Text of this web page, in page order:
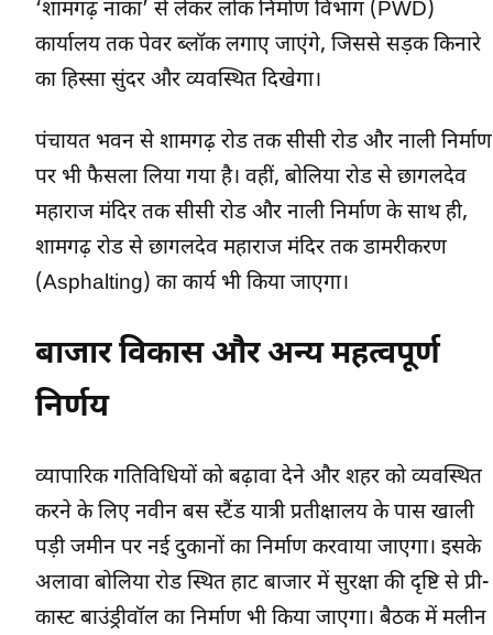
‘शामगढ़ नाका’ से लेकर लोक निर्माण विभाग (PWD)
कार्यालय तक पेवर ब्लॉक लगाए जाएंगे, जिससे सड़क किनारे
का हिस्सा सुंदर और व्यवस्थित दिखेगा।
पंचायत भवन से शामगढ़ रोड तक सीसी रोड और नाली निर्माण
पर भी फैसला लिया गया है। वहीं, बोलिया रोड से छागलदेव
महाराज मंदिर तक सीसी रोड और नाली निर्माण के साथ ही,
शामगढ़ रोड से छागलदेव महाराज मंदिर तक डामरीकरण
(Asphalting) का कार्य भी किया जाएगा।
बाजार विकास और अन्य महत्वपूर्ण
निर्णय
व्यापारिक गतिविधियों को बढ़ावा देने और शहर को व्यवस्थित
करने के लिए नवीन बस स्टैंड यात्री प्रतीक्षालय के पास खाली
पड़ी जमीन पर नई दुकानों का निर्माण करवाया जाएगा। इसके
अलावा बोलिया रोड स्थित हाट बाजार में सुरक्षा की दृष्टि से प्री-
कास्ट बाउंड्रीवॉल का निर्माण भी किया जाएगा। बैठक में मलीन